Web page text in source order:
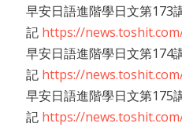
早安日語進階學日文第173
記 https://
早安日語進階學日文第174
記 https://
早安日語進階學日文第175
記 https://